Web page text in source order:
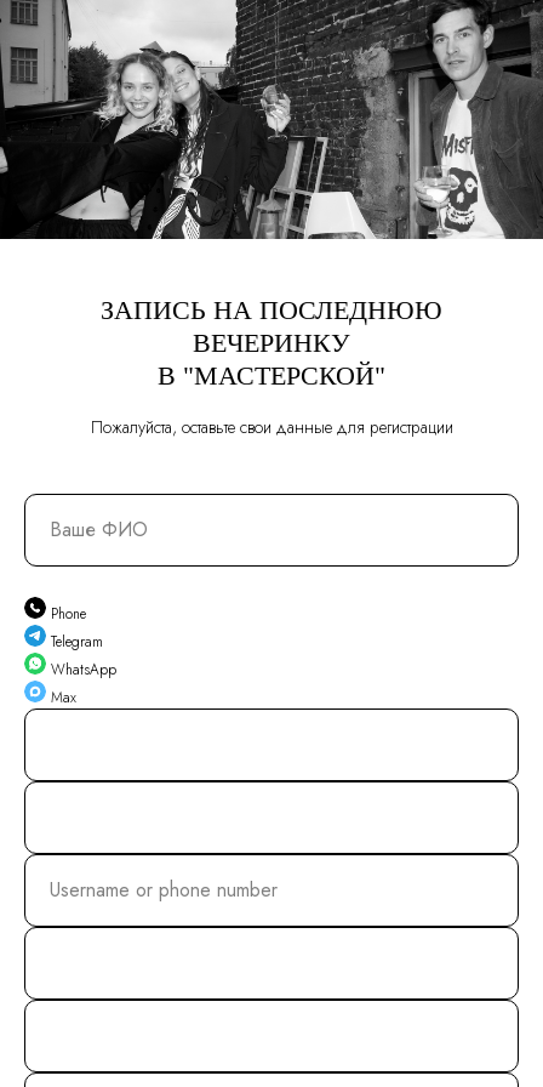
ЗАПИСЬ НА ПОСЛЕДНЮЮ
ВЕЧЕРИНКУ
В "МАСТЕРСКОЙ"
Пожалуйста, оставьте свои данные для регистрации
Phone
Telegram
WhatsApp
Max